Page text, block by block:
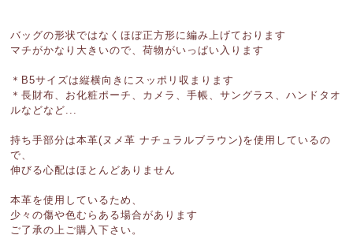
バッグの形状ではなくほぼ正方形に編み上げております
マチがかなり大きいので、荷物がいっぱい入ります
＊B5サイズは縦横向きにスッポリ収まります
＊長財布、お化粧ポーチ、カメラ、手帳、サングラス、ハンドタオ
ルなどなど...
持ち手部分は本革(ヌメ革 ナチュラルブラウン)を使用しているの
で、
伸びる心配はほとんどありません
本革を使用しているため、
少々の傷や色むらある場合があります
ご了承の上ご購入下さい。